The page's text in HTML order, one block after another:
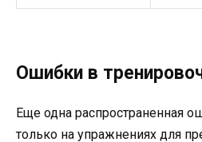
Ошибки в
Еще одна распространенная
только на упражнениях для